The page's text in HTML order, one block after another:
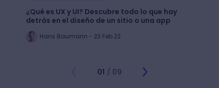
¿Qué es UX y UI? Descubre todo lo que hay
detrás en el diseño de un sitio o una app
Hans Baumann - 23 Feb 22
01 / 09